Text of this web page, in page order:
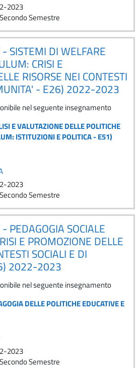
2023
Secondo Semestre
DI WELFARE
CRISI E
RISORSE NEI CONTESTI
- E26) 2022-2023
nel seguente insegnamento
E VALUTAZIONE DELLE POLITICHE
ISTITUZIONI E POLITICA - E51)
2023
Secondo Semestre
SOCIALE
E PROMOZIONE DELLE
SOCIALI E DI
2022-2023
nel seguente insegnamento
DELLE POLITICHE EDUCATIVE E
2023
Secondo Semestre